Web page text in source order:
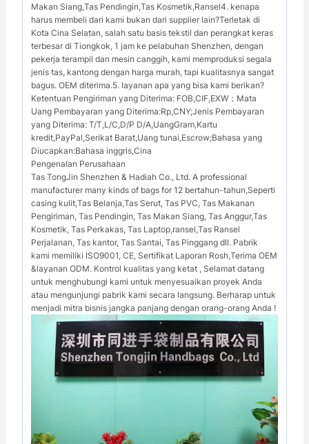
Makan Siang,Tas Pendingin,Tas Kosmetik,Ransel4. kenapa
harus membeli dari kami bukan dari supplier lain?Terletak di
Kota Cina Selatan, salah satu basis tekstil dan perangkat keras
terbesar di Tiongkok, 1 jam ke pelabuhan Shenzhen, dengan
pekerja terampil dan mesin canggih, kami memproduksi segala
jenis tas, kantong dengan harga murah, tapi kualitasnya sangat
bagus. OEM diterima.5. layanan apa yang bisa kami berikan?
Ketentuan Pengiriman yang Diterima: FOB,CIF,EXW；Mata
Uang Pembayaran yang Diterima:Rp,CNY;Jenis Pembayaran
yang Diterima: T/T,L/C,D/P D/A,UangGram,Kartu
kredit,PayPal,Serikat Barat,Uang tunai,Escrow;Bahasa yang
Diucapkan:Bahasa inggris,Cina
Pengenalan Perusahaan
Tas TongJin Shenzhen & Hadiah Co., Ltd. A professional
manufacturer many kinds of bags for 12 bertahun-tahun,Seperti
casing kulit,Tas Belanja,Tas Serut, Tas PVC, Tas Makanan
Pengiriman, Tas Pendingin, Tas Makan Siang, Tas Anggur,Tas
Kosmetik, Tas Perkakas, Tas Laptop,ransel,Tas Ransel
Perjalanan, Tas kantor, Tas Santai, Tas Pinggang dll. Pabrik
kami memiliki ISO9001, CE, Sertifikat Laporan Rosh,Terima OEM
&layanan ODM. Kontrol kualitas yang ketat , Selamat datang
untuk menghubungi kami untuk menyesuaikan proyek Anda
atau mengunjungi pabrik kami secara langsung. Berharap untuk
menjadi mitra bisnis jangka panjang dengan orang-orang Anda !